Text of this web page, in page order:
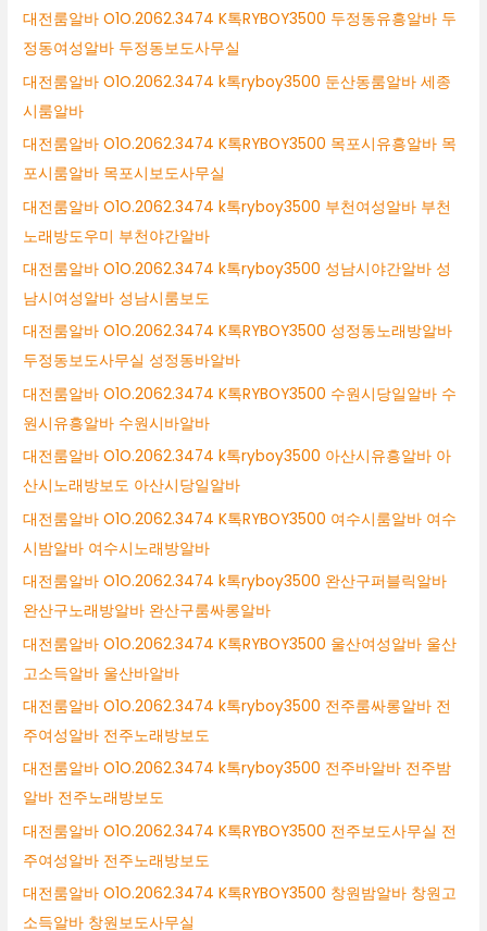
대전룸알바 O1O.2062.3474 K톡RYBOY3500 두정동유흥알바 두
정동여성알바 두정동보도사무실
대전룸알바 O1O.2062.3474 k톡ryboy3500 둔산동룸알바 세종
시룸알바
대전룸알바 O1O.2062.3474 K톡RYBOY3500 목포시유흥알바 목
포시룸알바 목포시보도사무실
대전룸알바 O1O.2062.3474 k톡ryboy3500 부천여성알바 부천
노래방도우미 부천야간알바
대전룸알바 O1O.2062.3474 k톡ryboy3500 성남시야간알바 성
남시여성알바 성남시룸보도
대전룸알바 O1O.2062.3474 K톡RYBOY3500 성정동노래방알바
두정동보도사무실 성정동바알바
대전룸알바 O1O.2062.3474 K톡RYBOY3500 수원시당일알바 수
원시유흥알바 수원시바알바
대전룸알바 O1O.2062.3474 k톡ryboy3500 아산시유흥알바 아
산시노래방보도 아산시당일알바
대전룸알바 O1O.2062.3474 K톡RYBOY3500 여수시룸알바 여수
시밤알바 여수시노래방알바
대전룸알바 O1O.2062.3474 k톡ryboy3500 완산구퍼블릭알바
완산구노래방알바 완산구룸싸롱알바
대전룸알바 O1O.2062.3474 K톡RYBOY3500 울산여성알바 울산
고소득알바 울산바알바
대전룸알바 O1O.2062.3474 k톡ryboy3500 전주룸싸롱알바 전
주여성알바 전주노래방보도
대전룸알바 O1O.2062.3474 k톡ryboy3500 전주바알바 전주밤
알바 전주노래방보도
대전룸알바 O1O.2062.3474 K톡RYBOY3500 전주보도사무실 전
주여성알바 전주노래방보도
대전룸알바 O1O.2062.3474 K톡RYBOY3500 창원밤알바 창원고
소득알바 창원보도사무실